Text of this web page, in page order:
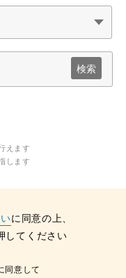
検索
えます
します
に同意の上、
してください
同意して